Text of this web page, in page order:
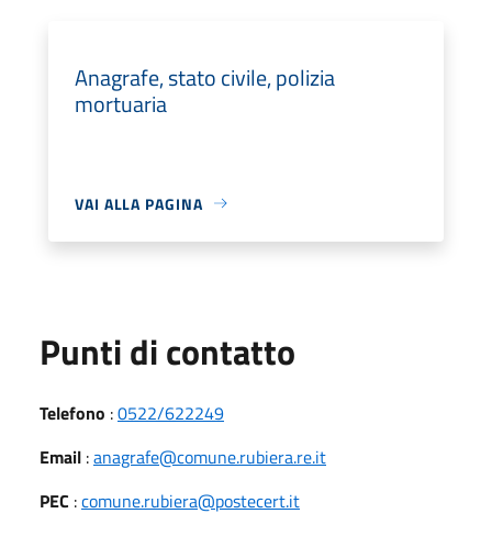
Anagrafe, stato civile, polizia
mortuaria
VAI ALLA PAGINA
Punti di contatto
Telefono :0522/622249
Email :anagrafe@comune.rubiera.re.it
PEC :comune.rubiera@postecert.it